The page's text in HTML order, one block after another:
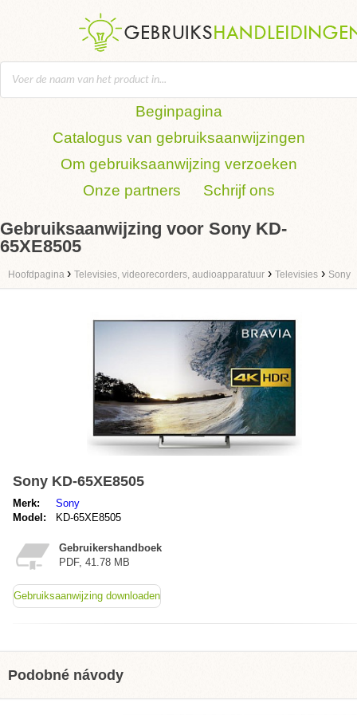
Beginpagina
Catalogus van gebruiksaanwijzingen
Om gebruiksaanwijzing verzoeken
Onze partners
Schrijf ons
Gebruiksaanwijzing voor Sony KD-
65XE8505
Hoofdpagina › Televisies, videorecorders, audioapparatuur › Televisies › Sony
Sony KD-65XE8505
Merk:
Sony
Model:
KD-65XE8505
Gebruikershandboek
PDF, 41.78 MB
Gebruiksaanwijzing downloaden
Podobné návody